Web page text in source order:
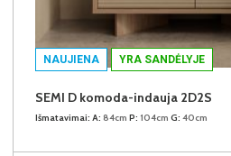
NAUJIENA YRA SANDĖLYJE
SEMI D komoda-indauja 2D2S
Išmatavimai: A: 84cm P: 104cm G: 40cm